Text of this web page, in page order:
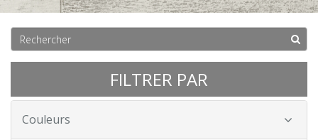
FILTRER PAR
Couleurs